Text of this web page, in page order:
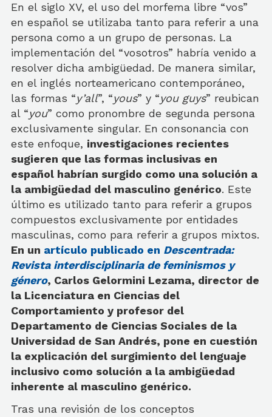
En el siglo XV, el uso del morfema libre “vos”
en español se utilizaba tanto para referir a una
persona como a un grupo de personas. La
implementación del “vosotros” habría venido a
resolver dicha ambigüedad. De manera similar,
en el inglés norteamericano contemporáneo,
las formas “y’all”, “yous” y “you guys” reubican
al “you” como pronombre de segunda persona
exclusivamente singular. En consonancia con
este enfoque, investigaciones recientes
sugieren que las formas inclusivas en
español habrían surgido como una solución a
la ambigüedad del masculino genérico. Este
último es utilizado tanto para referir a grupos
compuestos exclusivamente por entidades
masculinas, como para referir a grupos mixtos.
En un artículo publicado en Descentrada:
Revista interdisciplinaria de feminismos y
género, Carlos Gelormini Lezama, director de
la Licenciatura en Ciencias del
Comportamiento y profesor del
Departamento de Ciencias Sociales de la
Universidad de San Andrés, pone en cuestión
la explicación del surgimiento del lenguaje
inclusivo como solución a la ambigüedad
inherente al masculino genérico.
Tras una revisión de los conceptos